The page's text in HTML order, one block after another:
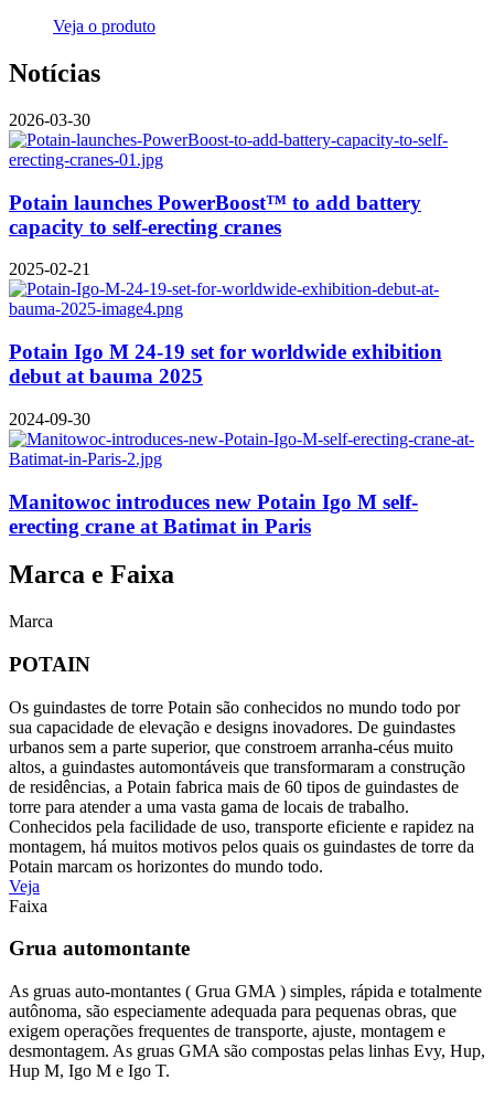
Veja o produto
Notícias
2026-03-30
Potain launches PowerBoost™ to add battery
capacity to self-erecting cranes
2025-02-21
Potain Igo M 24-19 set for worldwide exhibition
debut at bauma 2025
2024-09-30
Manitowoc introduces new Potain Igo M self-
erecting crane at Batimat in Paris
Marca e Faixa
Marca
POTAIN
Os guindastes de torre Potain são conhecidos no mundo todo por
sua capacidade de elevação e designs inovadores. De guindastes
urbanos sem a parte superior, que constroem arranha-céus muito
altos, a guindastes automontáveis que transformaram a construção
de residências, a Potain fabrica mais de 60 tipos de guindastes de
torre para atender a uma vasta gama de locais de trabalho.
Conhecidos pela facilidade de uso, transporte eficiente e rapidez na
montagem, há muitos motivos pelos quais os guindastes de torre da
Potain marcam os horizontes do mundo todo.
Veja
Faixa
Grua automontante
As gruas auto-montantes ( Grua GMA ) simples, rápida e totalmente
autônoma, são especiamente adequada para pequenas obras, que
exigem operações frequentes de transporte, ajuste, montagem e
desmontagem. As gruas GMA são compostas pelas linhas Evy, Hup,
Hup M, Igo M e Igo T.